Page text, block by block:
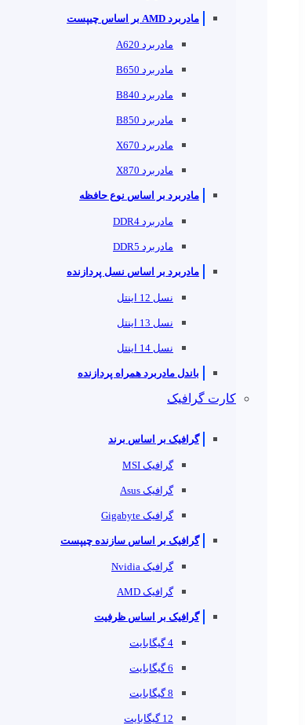
مادربرد AMD بر اساس چیپست
مادربرد A620
مادربرد B650
مادربرد B840
مادربرد B850
مادربرد X670
مادربرد X870
مادربرد بر اساس نوع حافظه
مادربرد DDR4
مادربرد DDR5
مادربرد بر اساس نسل پردازنده
نسل 12 اینتل
نسل 13 اینتل
نسل 14 اینتل
باندل مادربرد همراه پردازنده
کارت گرافیک
گرافیک بر اساس برند
گرافیک MSI
گرافیک Asus
گرافیک Gigabyte
گرافیک بر اساس سازنده چیپست
گرافیک Nvidia
گرافیک AMD
گرافیک بر اساس ظرفیت
4 گیگابایت
6 گیگابایت
8 گیگابایت
12 گیگابایت